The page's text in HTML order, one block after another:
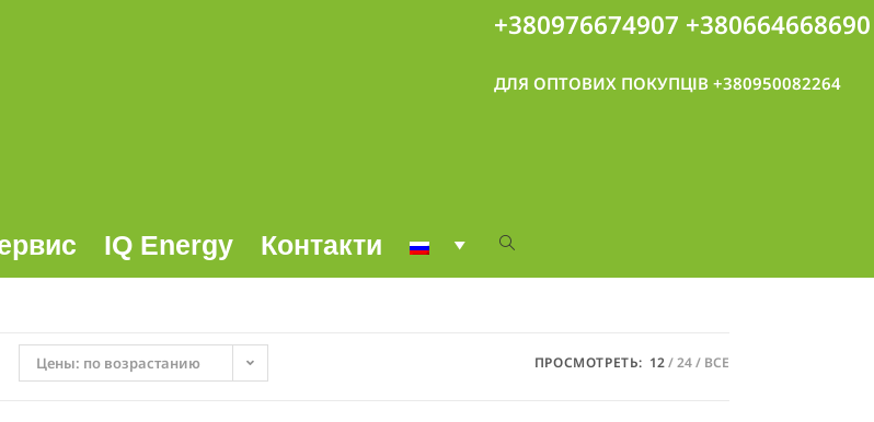
+380976674907 +380664668690
ДЛЯ ОПТОВИХ ПОКУПЦІВ +380950082264
IQ Energy Контакти
Цены: по возрастанию ПРОСМОТРЕТЬ: 12 24 ВСЕ